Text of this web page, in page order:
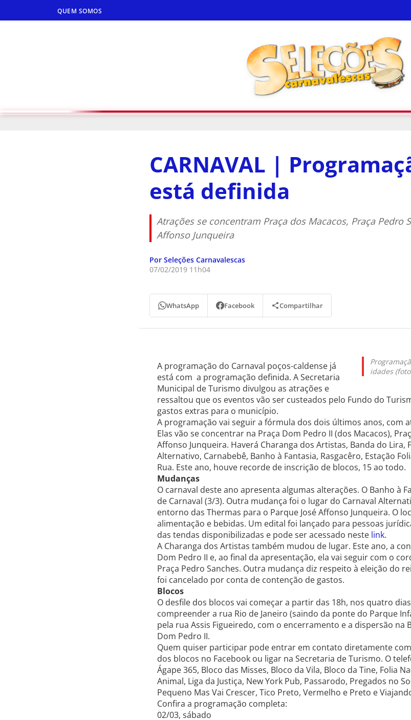
QUEM SOMOS
CARNAVAL |
está definida
Atrações se concentram Praça dos Macacos, Praça Pedro
Affonso Junqueira
Por Seleções Carnavalescas
07/02/2019 11h04
WhatsApp Facebook Compartilhar
idades
A programação do Carnaval poços-caldense já
está com a programação definida. A Secretaria
Municipal de Turismo divulgou as atrações e
ressaltou que os eventos vão ser custeados pelo Fundo do
gastos extras para o município.
A programação vai seguir a fórmula dos dois últimos anos, com
Elas vão se concentrar na Praça Dom Pedro II (dos Macacos),
Affonso Junqueira. Haverá Charanga dos Artistas, Banda do Lira,
Alternativo, Carnabebê, Banho à Fantasia, Rasgacêro, Estação
Rua. Este ano, houve recorde de inscrição de blocos, 15 ao todo.
Mudanças
O carnaval deste ano apresenta algumas alterações. O Banho à
de Carnaval (3/3). Outra mudança foi o lugar do Carnaval
entorno das Thermas para o Parque José Affonso Junqueira. O
alimentação e bebidas. Um edital foi lançado para pessoas
das tendas disponibilizadas e pode ser acessado neste link.
A Charanga dos Artistas também mudou de lugar. Este ano, a
Dom Pedro II e, ao final da apresentação, ela vai seguir com o
Praça Pedro Sanches. Outra mudança diz respeito à eleição do
foi cancelado por conta de contenção de gastos.
Blocos
O desfile dos blocos vai começar a partir das 18h, nos quatro
compreender a rua Rio de Janeiro (saindo da ponte do Parque
pela rua Assis Figueiredo, com o encerramento e a dispersão na
Dom Pedro II.
Quem quiser participar pode entrar em contato diretamente
dos blocos no Facebook ou ligar na Secretaria de Turismo. O
Ágape 365, Bloco das Misses, Bloco da Vila, Bloco da Tine, Folia
Animal, Liga da Justiça, New York Pub, Passarodo, Pregados no
Pequeno Mas Vai Crescer, Tico Preto, Vermelho e Preto e
Confira a programação completa:
02/03, sábado